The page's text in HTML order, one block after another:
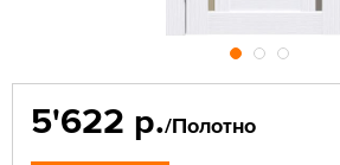
5'622 р./Полотно